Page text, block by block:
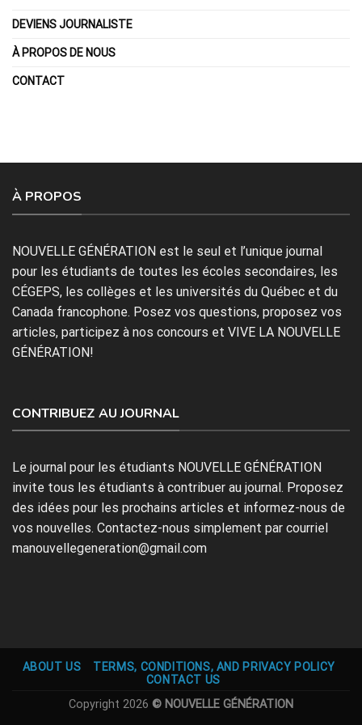
DEVIENS JOURNALISTE
À PROPOS DE NOUS
CONTACT
À PROPOS
NOUVELLE GÉNÉRATION est le seul et l’unique journal
pour les étudiants de toutes les écoles secondaires, les
CÉGEPS, les collèges et les universités du Québec et du
Canada francophone. Posez vos questions, proposez vos
articles, participez à nos concours et VIVE LA NOUVELLE
GÉNÉRATION!
CONTRIBUEZ AU JOURNAL
Le journal pour les étudiants NOUVELLE GÉNÉRATION
invite tous les étudiants à contribuer au journal. Proposez
des idées pour les prochains articles et informez-nous de
vos nouvelles. Contactez-nous simplement par courriel
manouvellegeneration@gmail.com
ABOUT US
TERMS, CONDITIONS, AND PRIVACY POLICY
CONTACT US
Copyright 2026 © NOUVELLE GÉNÉRATION